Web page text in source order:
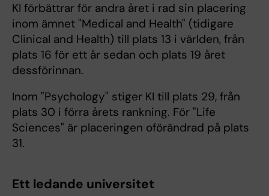
KI förbättrar för andra året i rad sin placering
inom ämnet "Medical and Health" (tidigare
Clinical and Health) till plats 13 i världen, från
plats 16 för ett år sedan och plats 19 året
dessförinnan.
Inom "Psychology" stiger KI till plats 29, från
plats 30 i förra årets rankning. För "Life
Sciences" är placeringen oförändrad på plats
31.
Ett ledande universitet